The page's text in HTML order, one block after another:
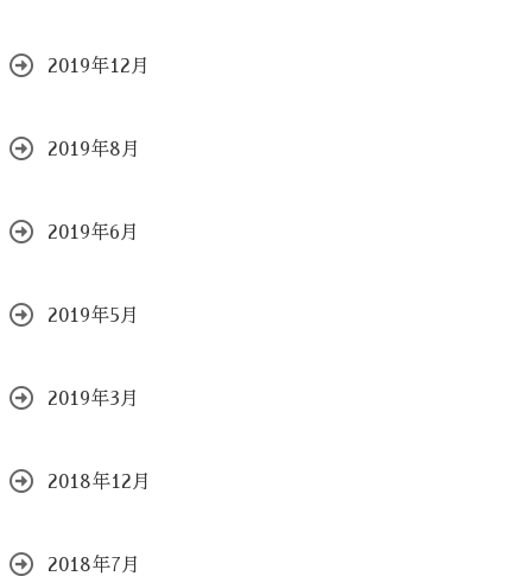
2019年12月
2019年8月
2019年6月
2019年5月
2019年3月
2018年12月
2018年7月